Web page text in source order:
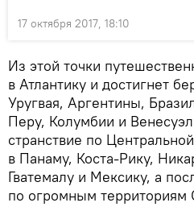
17 октября 2017, 18:10
Из этой точки
в Атлантику и достигнет
Уругвая, Аргентины,
Перу, Колумбии и
странствие по
в Панаму, Коста-Рику,
Гватемалу и Мексику, а
по огромным